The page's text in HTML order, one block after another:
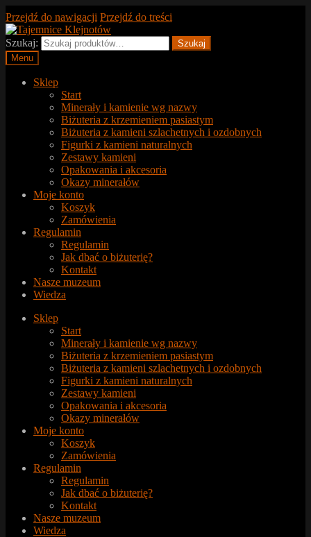
Przejdź do nawigacji Przejdź do treści
Szukaj:
Szukaj
Menu
Sklep
Start
Minerały i kamienie wg nazwy
Biżuteria z krzemieniem pasiastym
Biżuteria z kamieni szlachetnych i ozdobnych
Figurki z kamieni naturalnych
Zestawy kamieni
Opakowania i akcesoria
Okazy minerałów
Moje konto
Koszyk
Zamówienia
Regulamin
Regulamin
Jak dbać o biżuterię?
Kontakt
Nasze muzeum
Wiedza
Sklep
Start
Minerały i kamienie wg nazwy
Biżuteria z krzemieniem pasiastym
Biżuteria z kamieni szlachetnych i ozdobnych
Figurki z kamieni naturalnych
Zestawy kamieni
Opakowania i akcesoria
Okazy minerałów
Moje konto
Koszyk
Zamówienia
Regulamin
Regulamin
Jak dbać o biżuterię?
Kontakt
Nasze muzeum
Wiedza